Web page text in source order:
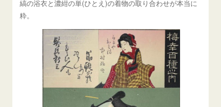
縞の浴衣と濃紺の単(ひとえ)の着物の取り合わせが本当に
粋。